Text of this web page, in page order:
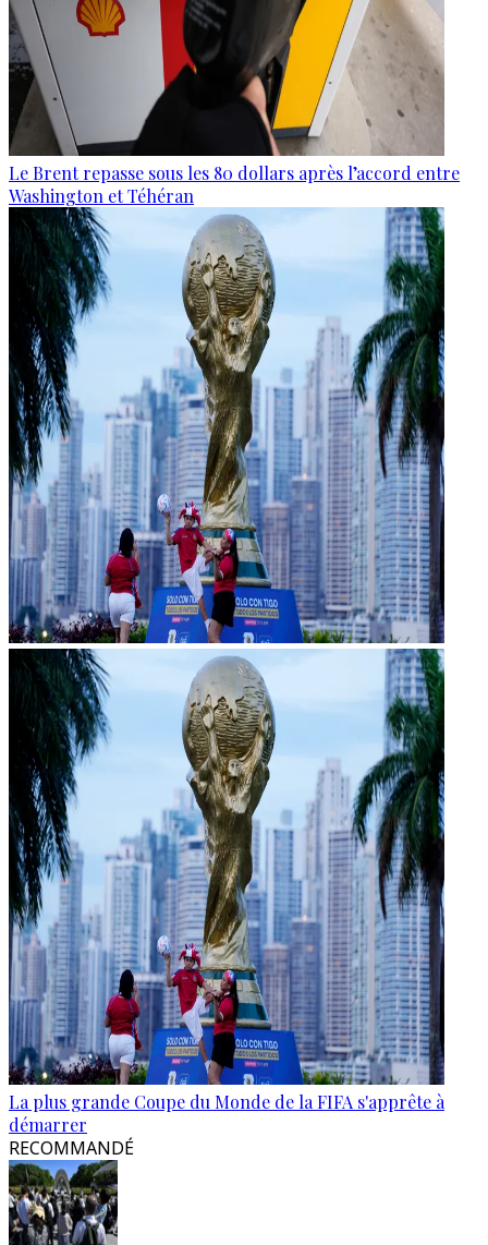
Le Brent repasse sous les 80 dollars après l’accord entre
Washington et Téhéran
La plus grande Coupe du Monde de la FIFA s'apprête à
démarrer
RECOMMANDÉ